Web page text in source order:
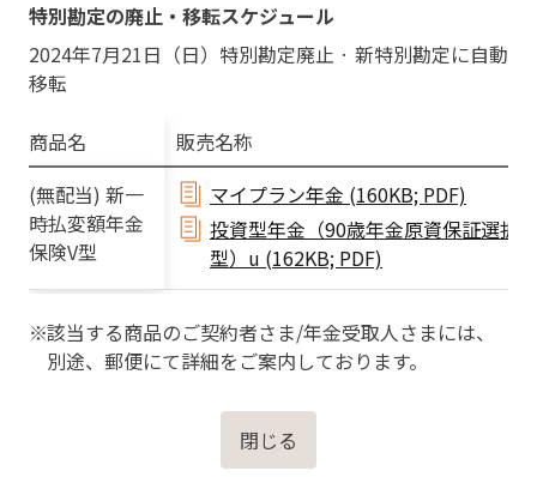
特別勘定の廃止・移転スケジュール
2024年7月21日（日）特別勘定廃止 · 新特別勘定に自動
移転
商品名
販売名称
(無配当) 新一
時払変額年金
保険V型
マイプラン年金 (160KB; PDF)
投資型年金（90歳年金原資保証選択
型）u (162KB; PDF)
該当する商品のご契約者さま/年金受取人さまには、
別途、郵便にて詳細をご案内しております。
閉じる